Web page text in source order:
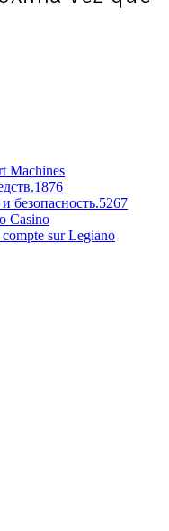
Machines
безопасность.5267
Casino
sur Legiano